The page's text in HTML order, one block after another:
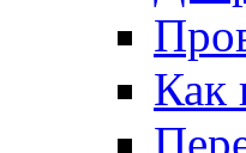
Как